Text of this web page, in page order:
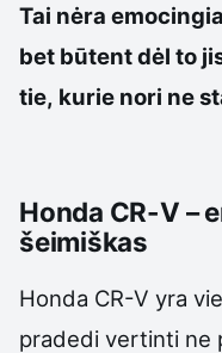
Tai nėra
bet būtent dėl to
tie, kurie nori ne
Honda CR-V –
šeimiškas
Honda CR-V yra
pradedi vertinti ne